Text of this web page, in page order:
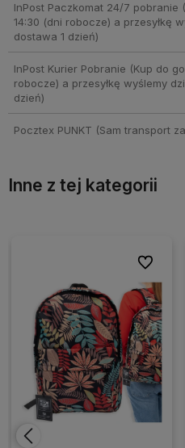
InPost Paczkomat 24/7 pobranie
14:30 (dni robocze) a przesyłkę
dostawa 1 dzień)
InPost Kurier Pobranie (Kup do
robocze) a przesyłkę wyślemy
dzień)
Pocztex PUNKT (Sam transport
Inne z tej kategorii
Do
Do